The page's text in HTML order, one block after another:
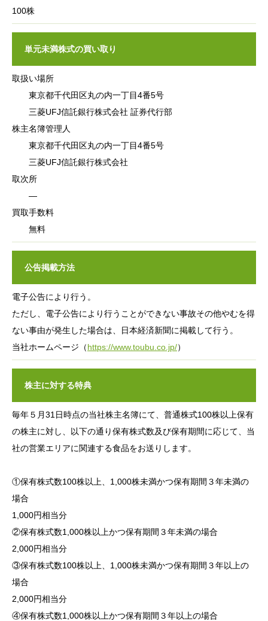
100株
単元未満株式の買い取り
取扱い場所
東京都千代田区丸の内一丁目4番5号
三菱UFJ信託銀行株式会社 証券代行部
株主名簿管理人
東京都千代田区丸の内一丁目4番5号
三菱UFJ信託銀行株式会社
取次所
―
買取手数料
無料
公告掲載方法
電子公告により行う。
ただし、電子公告により行うことができない事故その他やむを得
ない事由が発生した場合は、日本経済新聞に掲載して行う。
当社ホームページ（https://www.toubu.co.jp/）
株主に対する特典
毎年５月31日時点の当社株主名簿にて、普通株式100株以上保有
の株主に対し、以下の通り保有株式数及び保有期間に応じて、当
社の営業エリアに関連する食品をお送りします。
①保有株式数100株以上、1,000株未満かつ保有期間３年未満の
場合
1,000円相当分
②保有株式数1,000株以上かつ保有期間３年未満の場合
2,000円相当分
③保有株式数100株以上、1,000株未満かつ保有期間３年以上の
場合
2,000円相当分
④保有株式数1,000株以上かつ保有期間３年以上の場合